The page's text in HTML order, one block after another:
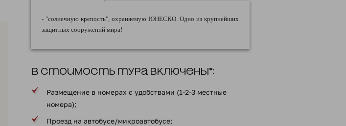
- "солнечную крепость", охраняемую ЮНЕСКО. Одно из крупнейших
защитных сооружений мира!
В стоимость тура включены*:
Размещение в номерах с удобствами (1-2-3 местные
номера);
Проезд на автобусе/микроавтобусе;